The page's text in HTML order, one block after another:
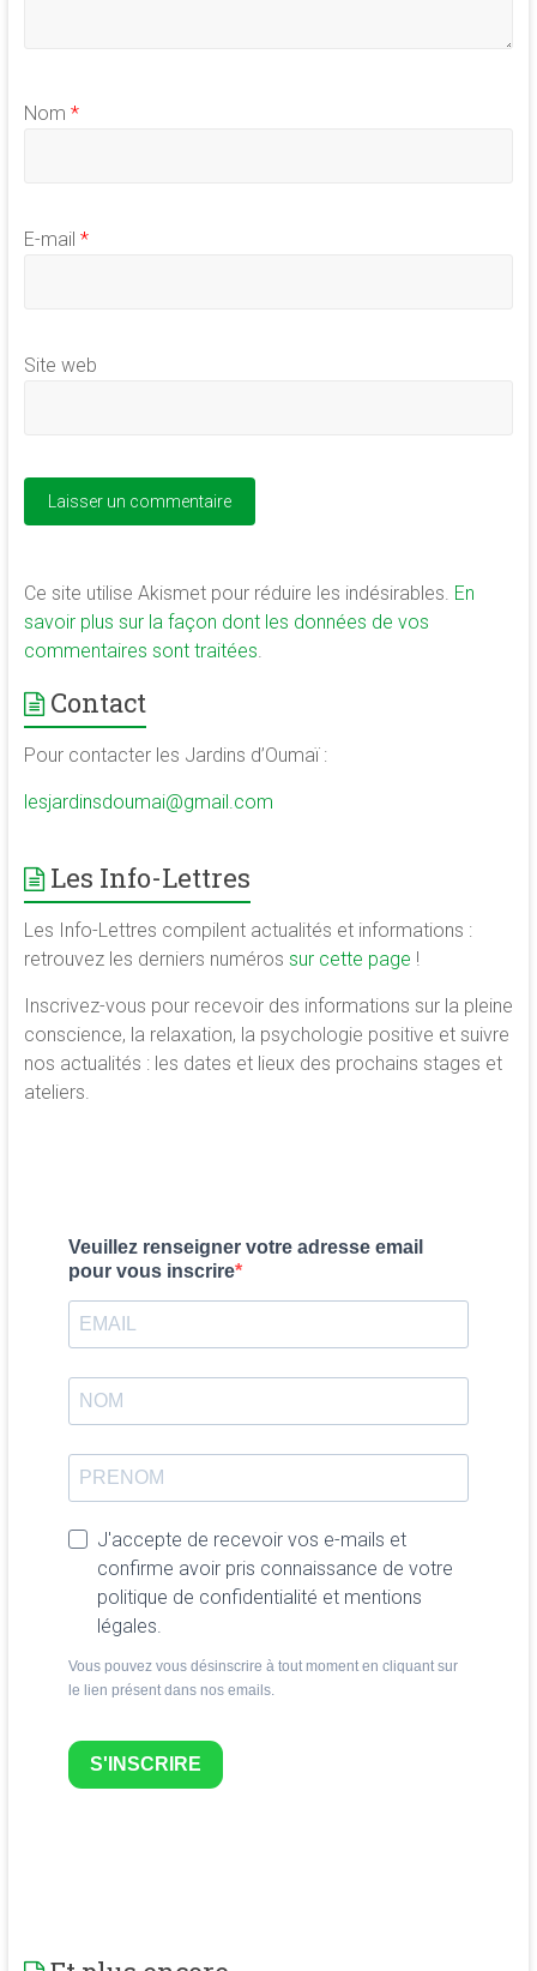
Nom *
E-mail *
Site web
Ce site utilise Akismet pour réduire les indésirables. En
savoir plus sur la façon dont les données de vos
commentaires sont traitées
Contact
Pour contacter les Jardins d’Oumaï :
lesjardinsdoumai@gmail.com
Les Info-Lettres
Les Info-Lettres compilent actualités et informations :
retrouvez les derniers numéros sur cette page !
Inscrivez-vous pour recevoir des informations sur la pleine
conscience, la relaxation, la psychologie positive et suivre
nos actualités : les dates et lieux des prochains stages et
ateliers.
Veuillez renseigner votre adresse email
pour vous inscrire
J'accepte de recevoir vos e-mails et
confirme avoir pris connaissance de votre
politique de confidentialité et mentions
légales.
Vous pouvez vous désinscrire à tout moment en cliquant sur
le lien présent dans nos emails.
S'INSCRIRE